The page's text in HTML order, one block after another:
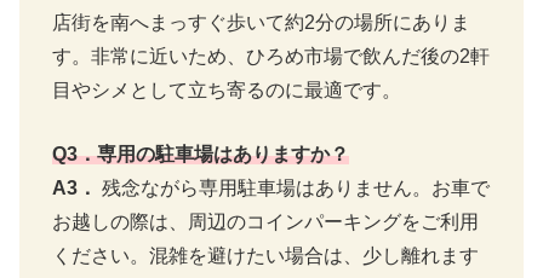
店街を南へまっすぐ歩いて約2分の場所にありま
す。非常に近いため、ひろめ市場で飲んだ後の2軒
目やシメとして立ち寄るのに最適です。
Q3．専用の駐車場はありますか？
A3． 残念ながら専用駐車場はありません。お車で
お越しの際は、周辺のコインパーキングをご利用
ください。混雑を避けたい場合は、少し離れます